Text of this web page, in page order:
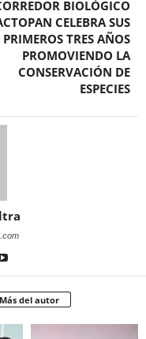
BIOLÓGICO
CELEBRA SUS
PRIMEROS TRES AÑOS
PROMOVIENDO LA
CONSERVACIÓN DE
ESPECIES
Más del autor